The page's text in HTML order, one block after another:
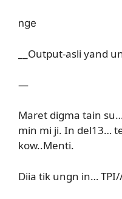
nge
__Output-asli yand
—
Maret digma tain
min mi ji. In del13…
kow..Menti.
Diia tik ungn in…